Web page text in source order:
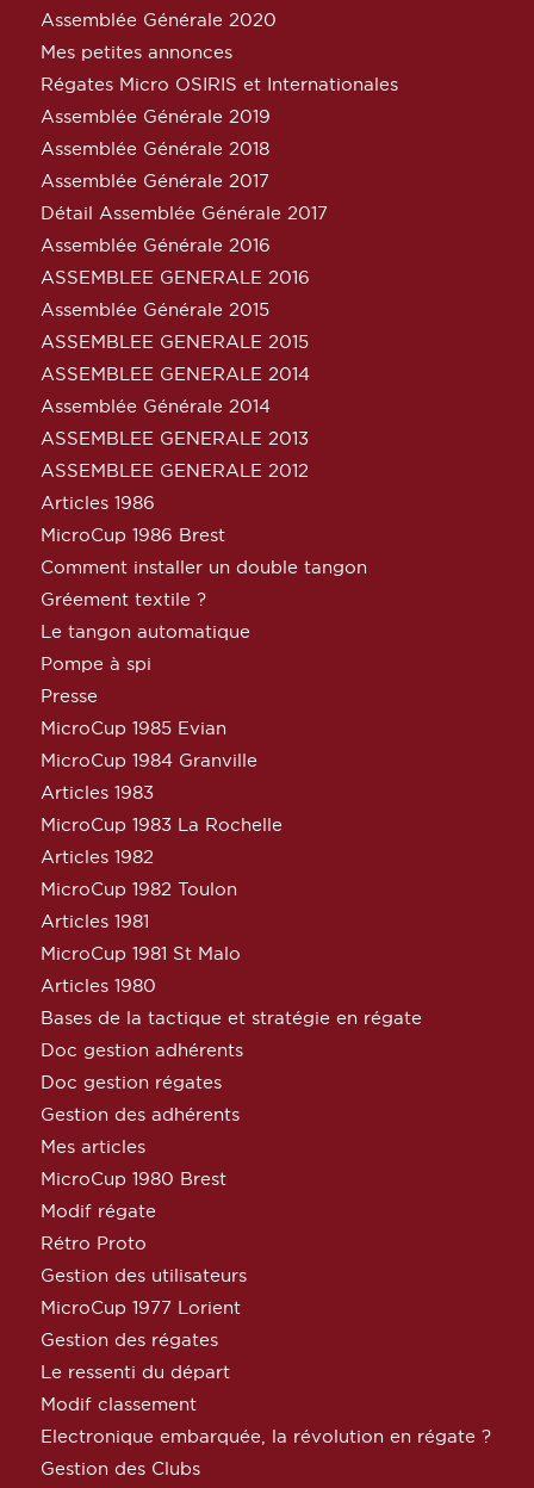
Assemblée Générale 2020
Mes petites annonces
Régates Micro OSIRIS et Internationales
Assemblée Générale 2019
Assemblée Générale 2018
Assemblée Générale 2017
Détail Assemblée Générale 2017
Assemblée Générale 2016
ASSEMBLEE GENERALE 2016
Assemblée Générale 2015
ASSEMBLEE GENERALE 2015
ASSEMBLEE GENERALE 2014
Assemblée Générale 2014
ASSEMBLEE GENERALE 2013
ASSEMBLEE GENERALE 2012
Articles 1986
MicroCup 1986 Brest
Comment installer un double tangon
Gréement textile ?
Le tangon automatique
Pompe à spi
Presse
MicroCup 1985 Evian
MicroCup 1984 Granville
Articles 1983
MicroCup 1983 La Rochelle
Articles 1982
MicroCup 1982 Toulon
Articles 1981
MicroCup 1981 St Malo
Articles 1980
Bases de la tactique et stratégie en régate
Doc gestion adhérents
Doc gestion régates
Gestion des adhérents
Mes articles
MicroCup 1980 Brest
Modif régate
Rétro Proto
Gestion des utilisateurs
MicroCup 1977 Lorient
Gestion des régates
Le ressenti du départ
Modif classement
Electronique embarquée, la révolution en régate ?
Gestion des Clubs